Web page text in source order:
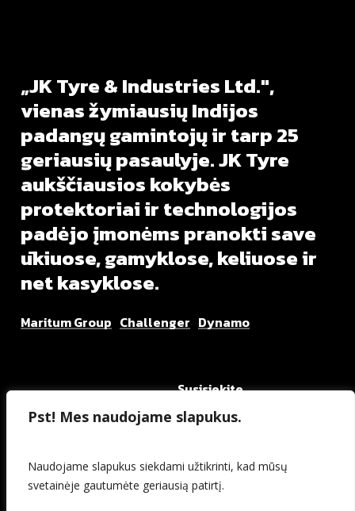
Pst! Mes naudojame slapukus.
Naudojame slapukus siekdami užtikrinti, kad mūsų
svetainėje gautumėte geriausią patirtį.
„JKTyre&IndustriesLtd.",
vienasžymiausiųIndijos
padangųgamintojųirtarp25
geriausiųpasaulyje.JKTyre
aukščiausioskokybės
protektoriaiirtechnologijos
padėjoįmonėmspranoktisave
ūkiuose,gamyklose,keliuoseir
netkasyklose.
Maritum Group Challenger Dynamo
Padangos
Susisiekite
+370 608 04000
©2026. Jktyre.ltPrivatumo politika